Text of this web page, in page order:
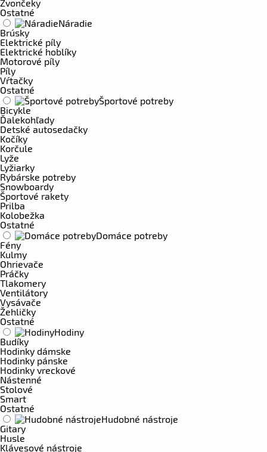
Zvončeky
Ostatné
Náradie
Brúsky
Elektrické píly
Elektrické hoblíky
Motorové píly
Píly
Vŕtačky
Ostatné
Športové potreby
Bicykle
Ďalekohľady
Detské autosedačky
Kočíky
Korčule
Lyže
Lyžiarky
Rybárske potreby
Snowboardy
Športové rakety
Prilba
Kolobežka
Ostatné
Domáce potreby
Fény
Kulmy
Ohrievače
Práčky
Tlakomery
Ventilátory
Vysávače
Žehličky
Ostatné
Hodiny
Budíky
Hodinky dámske
Hodinky pánske
Hodinky vreckové
Nástenné
Stolové
Smart
Ostatné
Hudobné nástroje
Gitary
Husle
Klávesové nástroje